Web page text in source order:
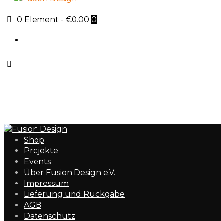
0 Element -€0.00 0
Shop
Projekte
Events
Über Fusion Design e.V.
Impressum
Lieferung und Rückgabe
AGB
Datenschutz